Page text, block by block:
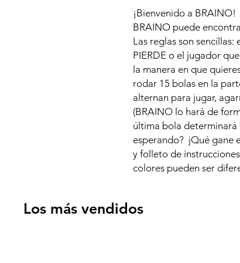
¡Bienvenido a
BRAINO puede
Las reglas son
PIERDE o el jugador
la manera en que
rodar 15 bolas en la
alternan para jugar,
(BRAINO lo hará de
última bola determinará
esperando? jQué gane
y folleto de
colores pueden ser
Los más vendidos